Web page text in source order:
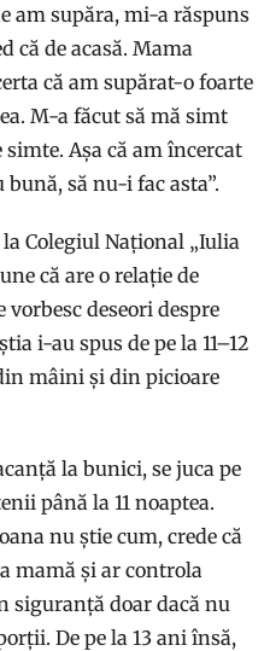
am supăra, mi-a răspuns
că de acasă. Mama
că am supărat-o foarte
M-a făcut să mă simt
Așa că am încercat
să nu-i fac asta”.
Colegiul Național „Iulia
că are o relație de
deseori despre
i-au spus de pe la 11–12
mâini și din picioare
la bunici, se juca pe
până la 11 noaptea.
nu știe cum, crede că
mamă și ar controla
siguranță doar dacă nu
De pe la 13 ani însă,